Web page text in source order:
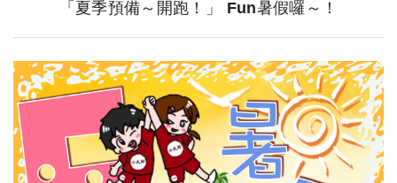
「夏季預備～開跑！」 Fun暑假囉～！